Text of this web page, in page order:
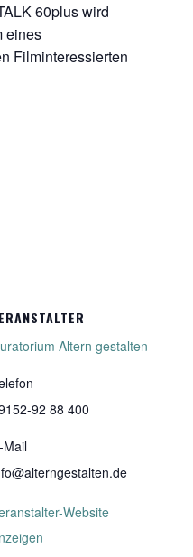
60plus wird
eines
Filminteressierten
Altern gestalten
92 88 400
Mail
Website